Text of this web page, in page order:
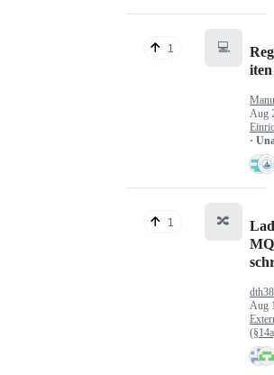
1 💻
iten
Aug
·
1 🔀
Aug